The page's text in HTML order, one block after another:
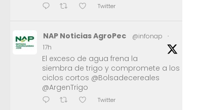
Twitter
NAP Noticias AgroPec @infonap
·
17h
El exceso de agua frena la
siembra de trigo y compromete a los
ciclos cortos @Bolsadecereales
@ArgenTrigo
Twitter